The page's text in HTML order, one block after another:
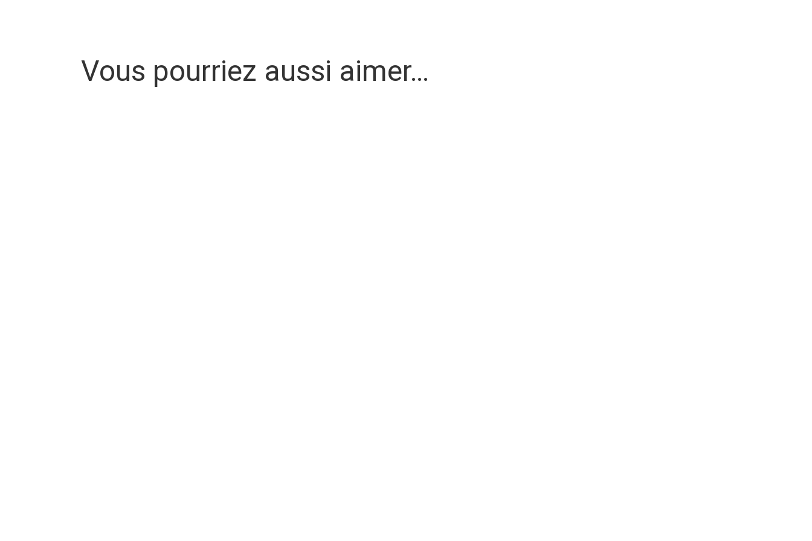
Vous pourriez aussi aimer…